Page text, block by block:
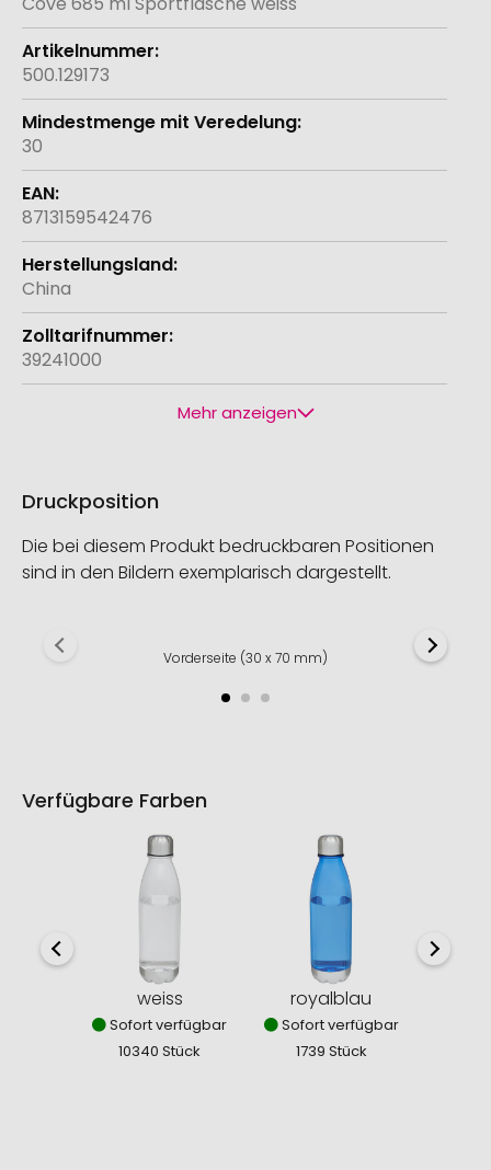
500.129173
30
8713159542476
China
39241000
Mehr anzeigen
Druckposition
Die bei diesem Produkt bedruckbaren Positionen
sind in den Bildern exemplarisch dargestellt.
Vorderseite (30 x 70 mm)
Verfügbare Farben
weiss
Sofort verfügbar
10340 Stück
royalblau
Sofort verfügbar
1739 Stück